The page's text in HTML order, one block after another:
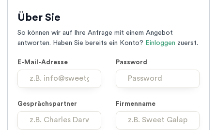
field
with
no
text
Über Sie
So können wir auf Ihre Anfrage mit einem Angebot
antworten. Haben Sie bereits ein Konto? Einloggen zuerst.
E-Mail-Adresse Password
Gesprächspartner Firmenname